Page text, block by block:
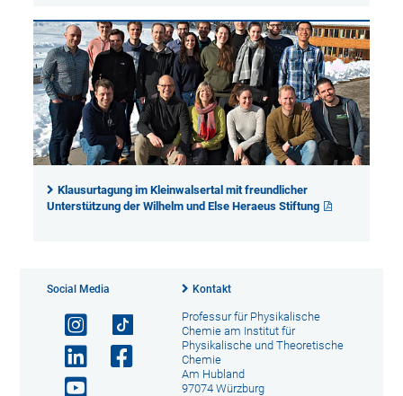
Klausurtagung im Kleinwalsertal mit freundlicher
Unterstützung der Wilhelm und Else Heraeus Stiftung
Social Media Kontakt
Professur für Physikalische
Chemie am Institut für
Physikalische und Theoretische
Chemie
Am Hubland
97074 Würzburg